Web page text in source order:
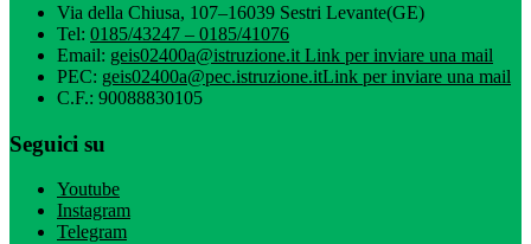
Via della Chiusa, 107–16039 Sestri Levante(GE)
Tel: 0185/43247 – 0185/41076
Email: geis02400a@istruzione.it Link per inviare una mail
PEC: geis02400a@pec.istruzione.itLink per inviare una mail
C.F.: 90088830105
Seguici su
Youtube
Instagram
Telegram